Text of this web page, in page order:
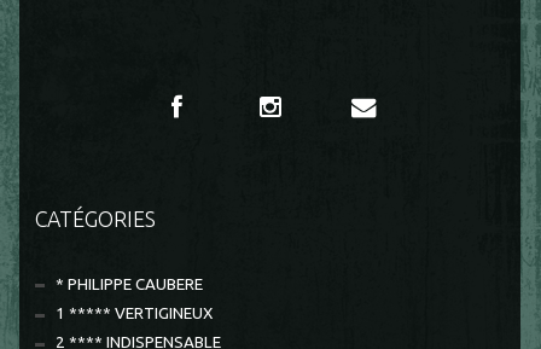
CATÉGORIES
* PHILIPPE CAUBERE
1 ***** VERTIGINEUX
2 **** INDISPENSABLE